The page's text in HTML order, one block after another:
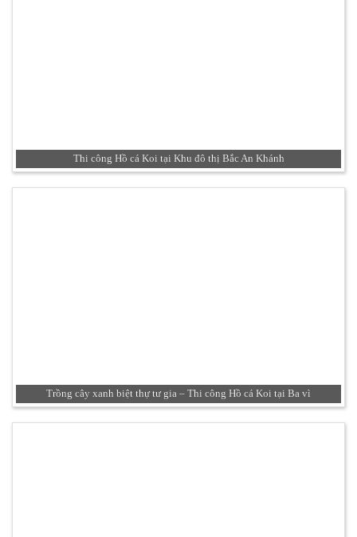
Thi công Hồ cá Koi tại Khu đô thị Bắc An Khánh
Trồng cây xanh biệt thự tư gia – Thi công Hồ cá Koi tại Ba vì